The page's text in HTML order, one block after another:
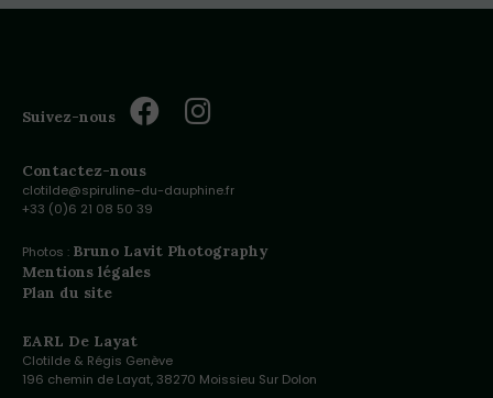
Suivez-nous
Contactez-nous
clotilde@spiruline-du-dauphine.fr
+33 (0)6 21 08 50 39
Photos : Bruno Lavit Photography
Mentions légales
Plan du site
EARL De Layat
Clotilde & Régis Genève
196 chemin de Layat, 38270 Moissieu Sur Dolon